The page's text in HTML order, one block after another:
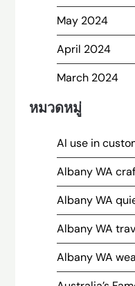
May 2024
April 2024
March 2024
หมวดหมู่
AI use in
Albany WA
Albany WA
Albany WA
Albany WA